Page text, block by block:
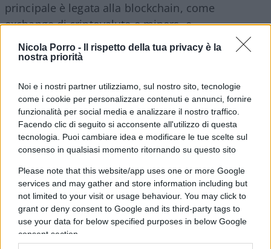
Nicola Porro -
Il rispetto della tua privacy è la
nostra priorità
Noi e i nostri partner utilizziamo, sul nostro sito, tecnologie
come i cookie per personalizzare contenuti e annunci, fornire
funzionalità per social media e analizzare il nostro traffico.
Facendo clic di seguito si acconsente all'utilizzo di questa
tecnologia. Puoi cambiare idea e modificare le tue scelte sul
consenso in qualsiasi momento ritornando su questo sito
Please note that this website/app uses one or more Google
services and may gather and store information including but
not limited to your visit or usage behaviour. You may click to
grant or deny consent to Google and its third-party tags to
use your data for below specified purposes in below Google
consent section.
principale è legata alla blockchain, come
exchange di criptovalute e miners, e
un’esposizione del 25% a società che supportano
l’ecosistema blockchain, come società di
L’ETF è pensato per investitori che desiderano
un’esposizione a un’ampia varietà di società
impegnate nello sviluppo, nell’innovazione e
nell’utilizzo di tecnologie di blockchain e di
crittografia e mira “ a conseguire un rendimento
sull’investimento mediante una combinazione di
incremento di capitale e reddito sulle attività del
Fondo che rispecchi il rendimento del NYSE FactSet